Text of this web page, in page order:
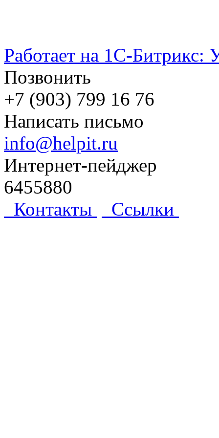
Работает на 1С-Битрикс:
Позвонить
+7 (903) 799 16 76
Написать письмо
info@helpit.ru
Интернет-пейджер
6455880
Контакты
Ссылки